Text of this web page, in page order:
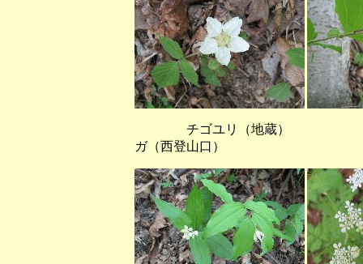
チゴユリ（地蔵）
ガ（西登山口）